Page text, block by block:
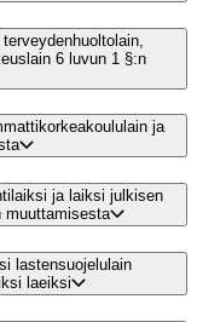
6 luvun 1 §:n
ja
ja laiksi julkisen
muuttamisesta
lastensuojelulain
laeiksi